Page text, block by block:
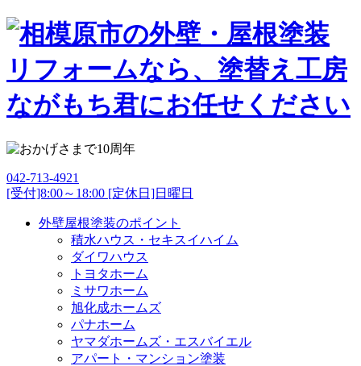
042-713-4921
[受付]8:00～18:00 [定休日]日曜日
外壁屋根塗装のポイント
積水ハウス・セキスイハイム
ダイワハウス
トヨタホーム
ミサワホーム
旭化成ホームズ
パナホーム
ヤマダホームズ・エスバイエル
アパート・マンション塗装